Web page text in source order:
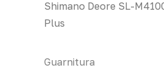
Shimano Deore SL-
Plus
Guarnitura